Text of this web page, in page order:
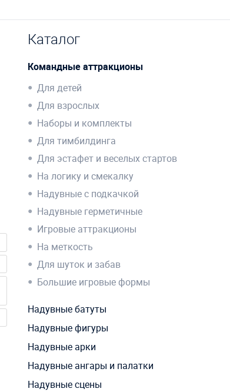
Каталог
Командные аттракционы
Для детей
Для взрослых
Наборы и комплекты
Для тимбилдинга
Для эстафет и веселых стартов
На логику и смекалку
Надувные с подкачкой
Надувные герметичные
Игровые аттракционы
На меткость
Для шуток и забав
Большие игровые формы
Надувные батуты
Надувные фигуры
Надувные арки
Надувные ангары и палатки
Надувные сцены